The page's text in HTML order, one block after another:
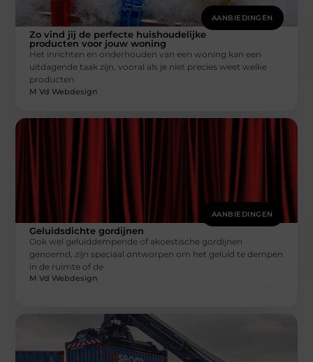
AANBIEDINGEN
Zo vind jij de perfecte huishoudelijke
producten voor jouw woning
Het inrichten en onderhouden van een woning kan een
uitdagende taak zijn, vooral als je niet precies weet welke
producten
M Vd Webdesign
AANBIEDINGEN
Geluidsdichte gordijnen
Ook wel geluiddempende of akoestische gordijnen
genoemd, zijn speciaal ontworpen om het geluid te dempen
in de ruimte of de
M Vd Webdesign